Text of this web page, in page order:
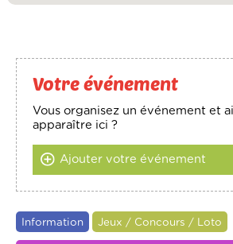
Votre événement
Vous organisez un événement et
apparaître ici ?
Ajouter votre événement
Information Jeux / Concours / Loto